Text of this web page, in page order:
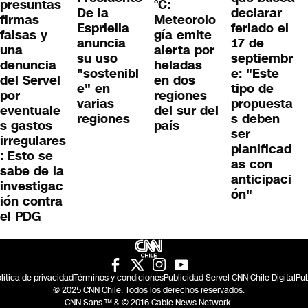
presuntas
firmas
falsas y
una
denuncia
del Servel
por
eventuale
s gastos
irregulares
: Esto se
sabe de la
investigac
ión contra
el PDG
De la
Espriella
anuncia
su uso
"sostenibl
e" en
varias
regiones
°C:
Meteorolo
gía emite
alerta por
heladas
en dos
regiones
del sur del
país
declarar
feriado el
17 de
septiembr
e: "Este
tipo de
propuesta
s deben
ser
planificad
as con
anticipaci
ón"
de privacidadTérminos y condicionesPublicidad Servel CNN Chile Digital
© 2025 CNN Chile. Todos los derechos reservados.
CNN Sans ™ & © 2016 Cable News Network.